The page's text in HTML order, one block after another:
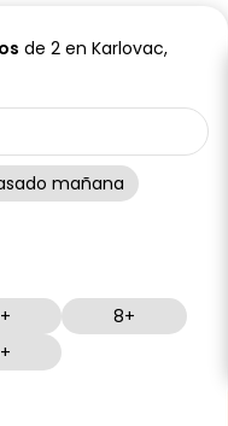
de 2 en Karlovac,
mañana
8+